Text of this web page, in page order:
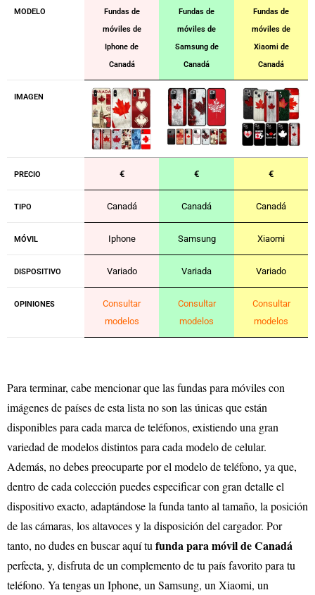
MODELO
Fundas de
móviles de
Iphone de
Canadá
Fundas de
móviles de
Samsung de
Canadá
Fundas de
móviles de
Xiaomi de
Canadá
IMAGEN
PRECIO € € €
TIPO Canadá Canadá Canadá
MÓVIL Iphone Samsung Xiaomi
DISPOSITIVO Variado Variada Variado
OPINIONES
Consultar
modelos
Consultar
modelos
Consultar
modelos
Para terminar, cabe mencionar que las fundas para móviles con
imágenes de países de esta lista no son las únicas que están
disponibles para cada marca de teléfonos, existiendo una gran
variedad de modelos distintos para cada modelo de celular.
Además, no debes preocuparte por el modelo de teléfono, ya que,
dentro de cada colección puedes especificar con gran detalle el
dispositivo exacto, adaptándose la funda tanto al tamaño, la posición
de las cámaras, los altavoces y la disposición del cargador. Por
tanto, no dudes en buscar aquí tu funda para móvil de Canadá
perfecta, y, disfruta de un complemento de tu país favorito para tu
teléfono. Ya tengas un Iphone, un Samsung, un Xiaomi, un